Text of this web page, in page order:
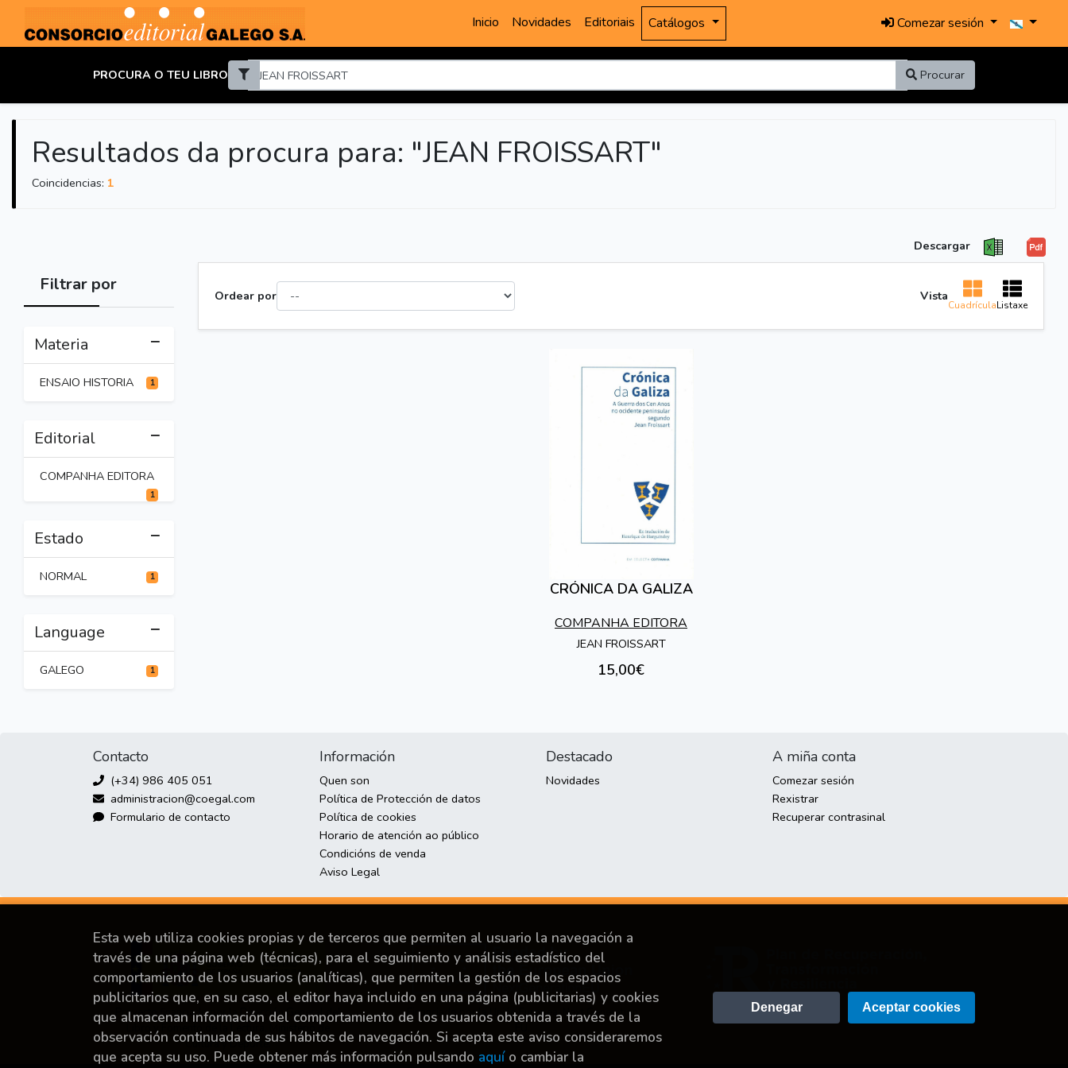
Inicio Novidades Editoriais Catálogos Comezar sesión
PROCURA O TEU LIBRO Procurar
Resultados da procura para: "JEAN FROISSART"
Coincidencias: 1
Descargar
Filtrar por
Materia
ENSAIO HISTORIA 1
Editorial
COMPANHA EDITORA
1
Estado
NORMAL 1
Language
GALEGO 1
Ordear por Vista
CuadrículaListaxe
CRÓNICA DA GALIZA
COMPANHA EDITORA
JEAN FROISSART
15,00€
Contacto
(+34) 986 405 051
administracion@coegal.com
Formulario de contacto
Información
Quen son
Política de Protección de datos
Política de cookies
Horario de atención ao público
Condicións de venda
Aviso Legal
Destacado
Novidades
A miña conta
Comezar sesión
Rexistrar
Recuperar contrasinal
Proyecto financiado por la Dirección General del
Libro y Fomento de la Lectura, Ministerio de
Cultura y Deporte.
Financiado por la Unión Europea-Next Generation
Esta web utiliza cookies propias y de terceros que permiten al usuario la navegación a
través de una página web (técnicas), para el seguimiento y análisis estadístico del
comportamiento de los usuarios (analíticas), que permiten la gestión de los espacios
publicitarios que, en su caso, el editor haya incluido en una página (publicitarias) y cookies
que almacenan información del comportamiento de los usuarios obtenida a través de la
observación continuada de sus hábitos de navegación. Si acepta este aviso consideraremos
que acepta su uso. Puede obtener más información pulsando aquío cambiar la
Denegar Aceptar cookies